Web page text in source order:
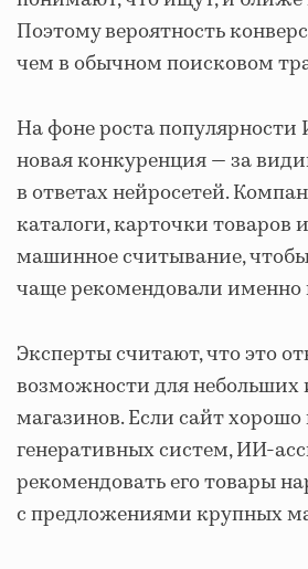
Поэтому вероятность
чем в обычном поисковом
На фоне роста
новая конкуренция — за
в ответах нейросетей.
каталоги, карточки товаров
машинное считывание,
чаще рекомендовали
Эксперты считают, что это
возможности для небольших
магазинов. Если сайт хорошо
генеративных систем, ИИ-
рекомендовать его товары
с предложениями крупных